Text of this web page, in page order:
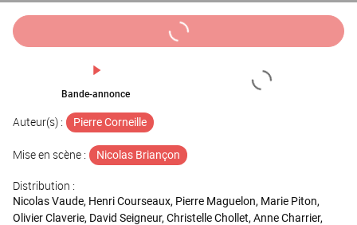
Bande-annonce
Auteur(s) : Pierre Corneille
Mise en scène : Nicolas Briançon
Distribution :
Nicolas Vaude, Henri Courseaux, Pierre Maguelon, Marie Piton,
Olivier Claverie, David Seigneur, Christelle Chollet, Anne Charrier,